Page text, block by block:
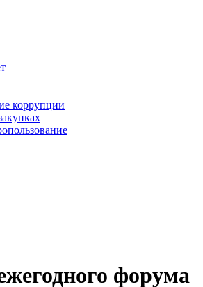
коррупции
форума